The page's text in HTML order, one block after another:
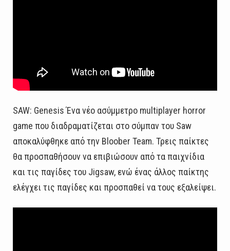
SAW: Genesis Ένα νέο ασύμμετρο multiplayer horror
game που διαδραματίζεται στο σύμπαν του Saw
αποκαλύφθηκε από την Bloober Team. Τρεις παίκτες
θα προσπαθήσουν να επιβιώσουν από τα παιχνίδια
και τις παγίδες του Jigsaw, ενώ ένας άλλος παίκτης
ελέγχει τις παγίδες και προσπαθεί να τους εξαλείψει.